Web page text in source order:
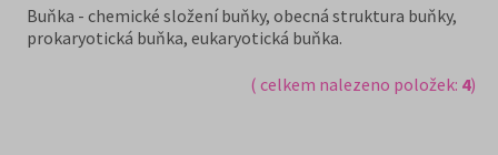
Buňka - chemické složení buňky, obecná struktura buňky,
prokaryotická buňka, eukaryotická buňka.
( celkem nalezeno položek: 4)